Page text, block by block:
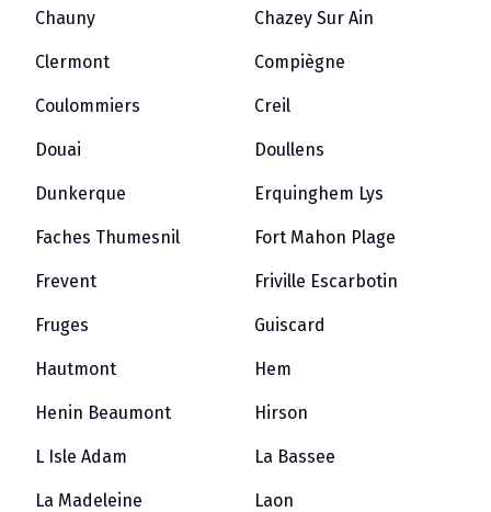
Chauny Chazey Sur Ain
Clermont Compiègne
Coulommiers Creil
Douai Doullens
Dunkerque Erquinghem Lys
Faches Thumesnil Fort Mahon Plage
Frevent Friville Escarbotin
Fruges Guiscard
Hautmont Hem
Henin Beaumont Hirson
L Isle Adam La Bassee
La Madeleine Laon